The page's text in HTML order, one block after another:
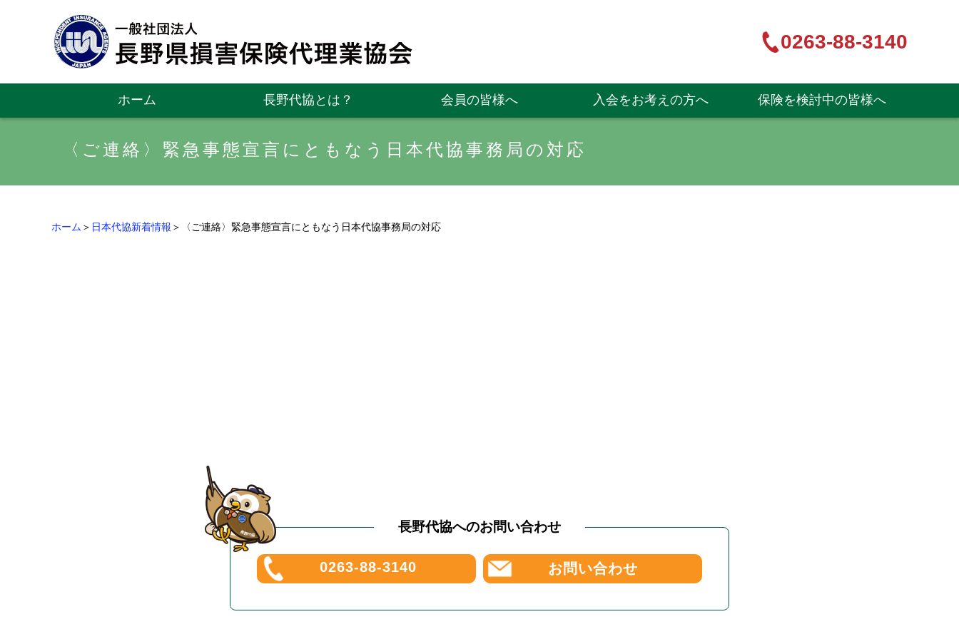
0263-88-3140
ホーム 長野代協とは？ 会員の皆様へ 入会をお考えの方へ 保険を検討中の皆様へ
〈ご連絡〉緊急事態宣言にともなう日本代協事務局の対応
ホーム ＞ 日本代協新着情報 ＞〈ご連絡〉緊急事態宣言にともなう日本代協事務局の対応
0263-88-3140 お問い合わせ
長野代協へのお問い合わせ